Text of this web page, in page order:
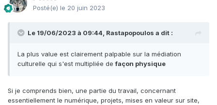
Posté(e) le 20 juin 2023
Le 19/06/2023 à 09:44, Rastapopoulos a dit :
La plus value est clairement palpable sur la médiation
culturelle qui s'est multipliée defaçon physique
Si je comprends bien, une partie du travail, concernant
essentiellement le numérique, projets, mises en valeur sur site,